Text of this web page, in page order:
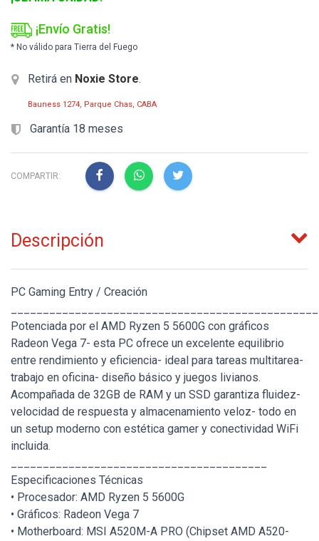
¡Envío Gratis!
* No válido para Tierra del Fuego
Retirá en Noxie Store.
Bauness 1274, Parque Chas, CABA
Garantía 18 meses
COMPARTIR:
Descripción
PC Gaming Entry / Creación
Potenciada por el AMD Ryzen 5 5600G con gráficos
Radeon Vega 7- esta PC ofrece un excelente equilibrio
entre rendimiento y eficiencia- ideal para tareas multitarea-
trabajo en oficina- diseño básico y juegos livianos.
Acompañada de 32GB de RAM y un SSD garantiza fluidez-
velocidad de respuesta y almacenamiento veloz- todo en
un setup moderno con estética gamer y conectividad WiFi
incluida.
Especificaciones Técnicas
• Procesador: AMD Ryzen 5 5600G
• Gráficos: Radeon Vega 7
• Motherboard: MSI A520M-A PRO (Chipset AMD A520-